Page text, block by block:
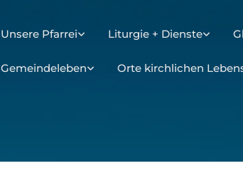
Unsere Pfarrei Liturgie + Dienste
Gemeindeleben Orte kirchlichen